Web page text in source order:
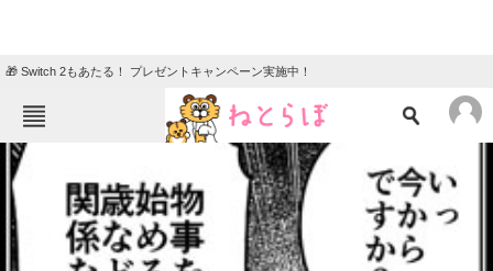
🎁 Switch 2もあたる！ プレゼントキャンペーン実施中！
TOP ニュース
エンタメ クイズ
グルメ 地域